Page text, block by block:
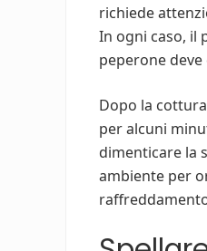
richiede
In ogni caso, il
peperone
Dopo la
per alcuni
dimenticare la
ambiente per